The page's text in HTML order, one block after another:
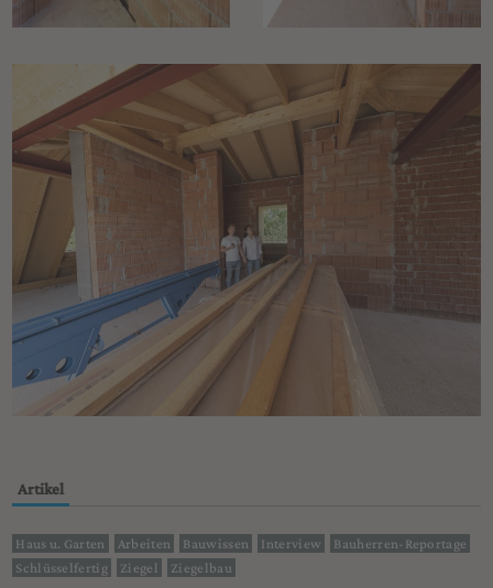
Artikel
Haus u. Garten Arbeiten Bauwissen Interview
Bauherren-Reportage
Schlüsselfertig
Ziegel Ziegelbau